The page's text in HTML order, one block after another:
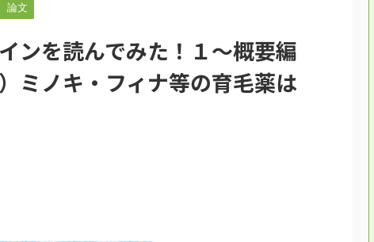
論文
ンを読んでみた！１～概要編
ミノキ・フィナ等の育毛薬は